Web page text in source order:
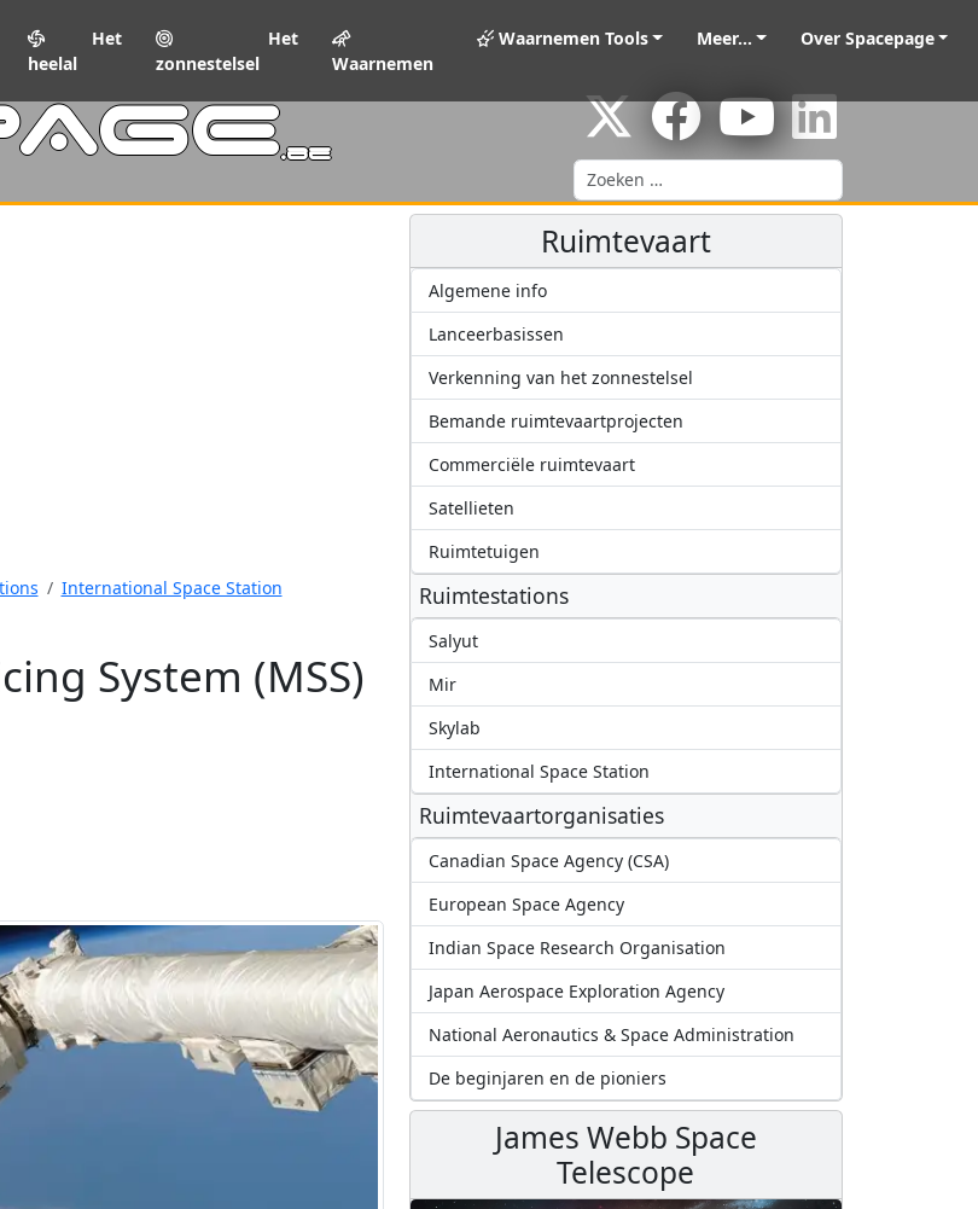
Het
heelal
Het
zonnestelsel
Waarnemen
Waarnemen Tools Meer... Over Spacepage
.be
Zoeken
International Space Station
System (MSS)
Ruimtevaart
Algemene info
Lanceerbasissen
Verkenning van het zonnestelsel
Bemande ruimtevaartprojecten
Commerciële ruimtevaart
Satellieten
Ruimtetuigen
Ruimtestations
Salyut
Mir
Skylab
International Space Station
Ruimtevaartorganisaties
Canadian Space Agency (CSA)
European Space Agency
Indian Space Research Organisation
Japan Aerospace Exploration Agency
National Aeronautics & Space Administration
De beginjaren en de pioniers
James Webb Space
Telescope